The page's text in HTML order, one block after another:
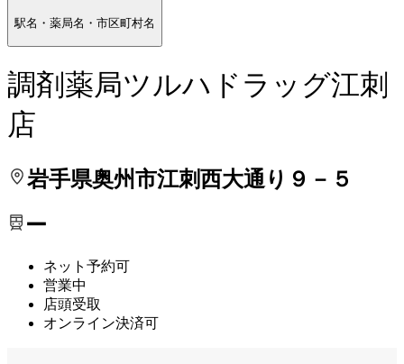
駅名・薬局名・市区町村名
調剤薬局ツルハドラッグ江刺
店
岩手県奥州市江刺西大通り９－５
ー
ネット予約可
営業中
店頭受取
オンライン決済可